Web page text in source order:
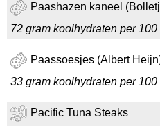
Paashazen kaneel
72 gram koolhydraten per 100
Paassoesjes (Albert
33 gram koolhydraten per 100
Pacific Tuna Steaks